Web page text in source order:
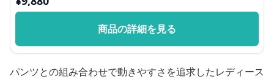
商品の詳細を見る
パンツとの組み合わせで動きやすさを追求したレディース